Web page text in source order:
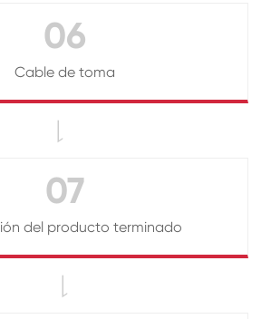
06
Cable de toma

07
del producto terminado
